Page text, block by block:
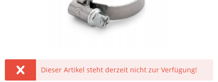
Dieser Artikel steht derzeit nicht zur Verfügung!